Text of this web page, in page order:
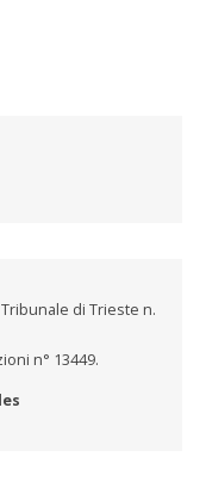
di Trieste n.
n° 13449.